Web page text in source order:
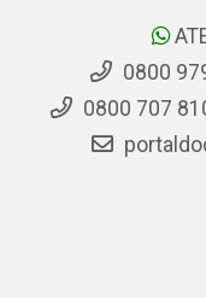
0800
0800 707